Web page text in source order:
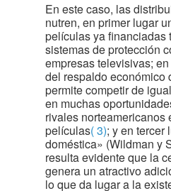
En este caso, las
nutren, en primer lugar
películas ya financiadas
sistemas de protección
empresas televisivas;
del respaldo económico
permite competir de
en muchas
rivales norteamericanos
películas( 3); y en tercer
doméstica» (Wildman y
resulta evidente que la
genera un atractivo
lo que da lugar a la